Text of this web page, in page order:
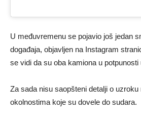
U međuvremenu se pojavio još jedan
događaja, objavljen na Instagram
se vidi da su oba kamiona u potpunosti
Za sada nisu saopšteni detalji o uzroku
okolnostima koje su dovele do sudara.